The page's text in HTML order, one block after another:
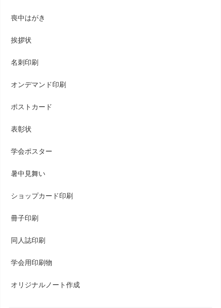
喪中はがき
挨拶状
名刺印刷
オンデマンド印刷
ポストカード
表彰状
学会ポスター
暑中見舞い
ショップカード印刷
冊子印刷
同人誌印刷
学会用印刷物
オリジナルノート作成